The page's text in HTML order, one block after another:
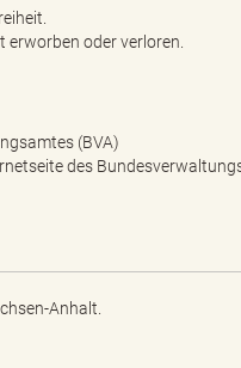
erworben oder verloren.
(BVA)
des
Anhalt.